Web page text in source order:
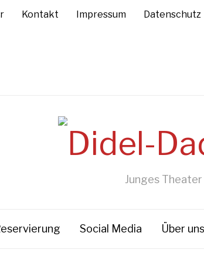
Kontakt Impressum Datenschutz
Junges
Social Media Über uns